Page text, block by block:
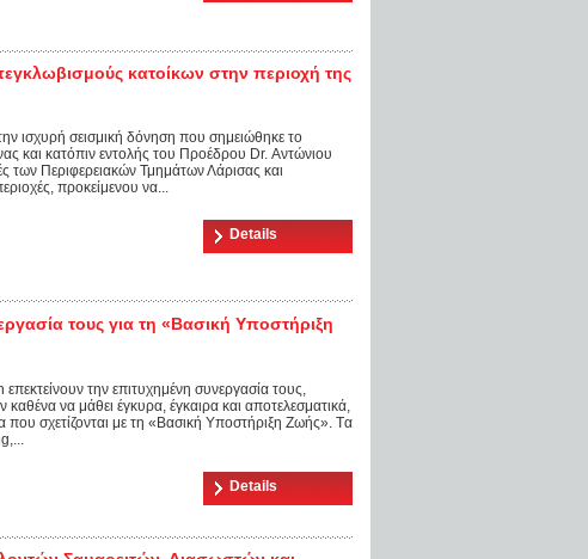
κατοίκων στην περιοχή της
ισχυρή σεισμική δόνηση που σημειώθηκε το
και κατόπιν εντολής του Προέδρου Dr. Αντώνιου
των Περιφερειακών Τμημάτων Λάρισας και
προκείμενου να...
Details
τους για τη «Βασική Υποστήριξη
την επιτυχημένη συνεργασία τους,
να μάθει έγκυρα, έγκαιρα και αποτελεσματικά,
που σχετίζονται με τη «Βασική Υποστήριξη Ζωής». Tα
Details